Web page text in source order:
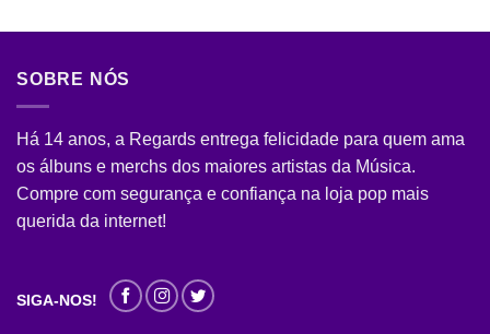
SOBRE NÓS
Há 14 anos, a Regards entrega felicidade para quem ama
os álbuns e merchs dos maiores artistas da Música.
Compre com segurança e confiança na loja pop mais
querida da internet!
SIGA-NOS!